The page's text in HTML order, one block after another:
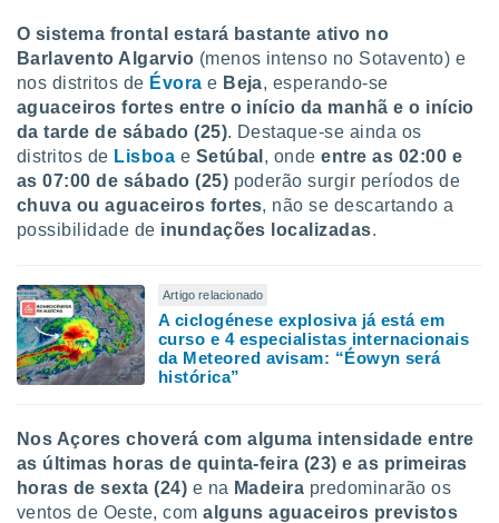
O sistema frontal estará bastante ativo no
Barlavento Algarvio (menos intenso no Sotavento) e
nos distritos de Évora e Beja, esperando-se
aguaceiros fortes entre o início da manhã e o início
da tarde de sábado (25). Destaque-se ainda os
distritos de Lisboa e Setúbal , ondeentre as 02:00 e
as 07:00 de sábado (25) poderão surgir períodos de
chuva ou aguaceiros fortes, não se descartando a
possibilidade de inundações localizadas.
Artigo relacionado
A ciclogénese explosiva já está em
curso e 4 especialistas internacionais
da Meteored avisam: “Éowyn será
histórica”
Nos Açores choverá com alguma intensidade entre
as últimas horas de quinta-feira (23) e as primeiras
horas de sexta (24) e na Madeira predominarão os
ventos de Oeste, com alguns aguaceiros previstos